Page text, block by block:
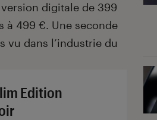
digitale de 399
à 499 €. Une seconde
vu dans l’industrie du
Edition